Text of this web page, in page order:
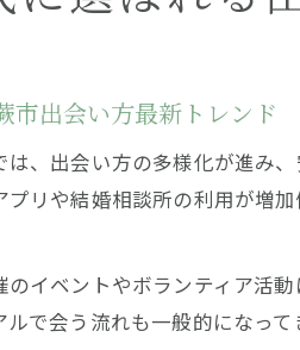
市出会い方最新トレンド
、出会い方の多様化が進み
リや結婚相談所の利用が増
のイベントやボランティア活
ルで会う流れも一般的になっ